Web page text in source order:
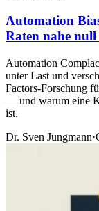
Automation
Raten nahe
Automation
unter Last und
Factors-Forschung
— und warum eine
ist.
Dr. Sven Jungmann·